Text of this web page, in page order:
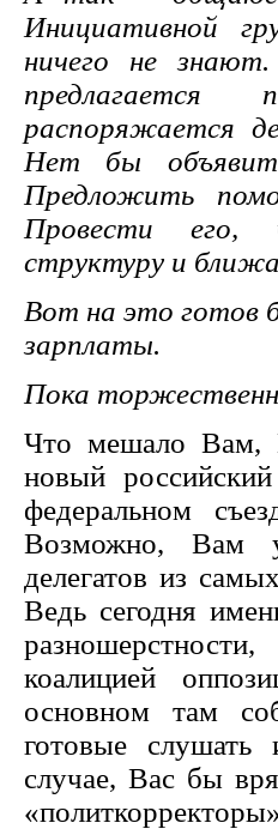
Инициативной
ничего не
распоряжается
Нет бы
Предложить
Провести его,
структуру и
Вот на это готов
зарплаты.
Пока
Что мешало Вам,
новый
федеральном
Возможно, Вам
делегатов из
Ведь сегодня
коалицией
основном там
готовые
случае, Вас бы